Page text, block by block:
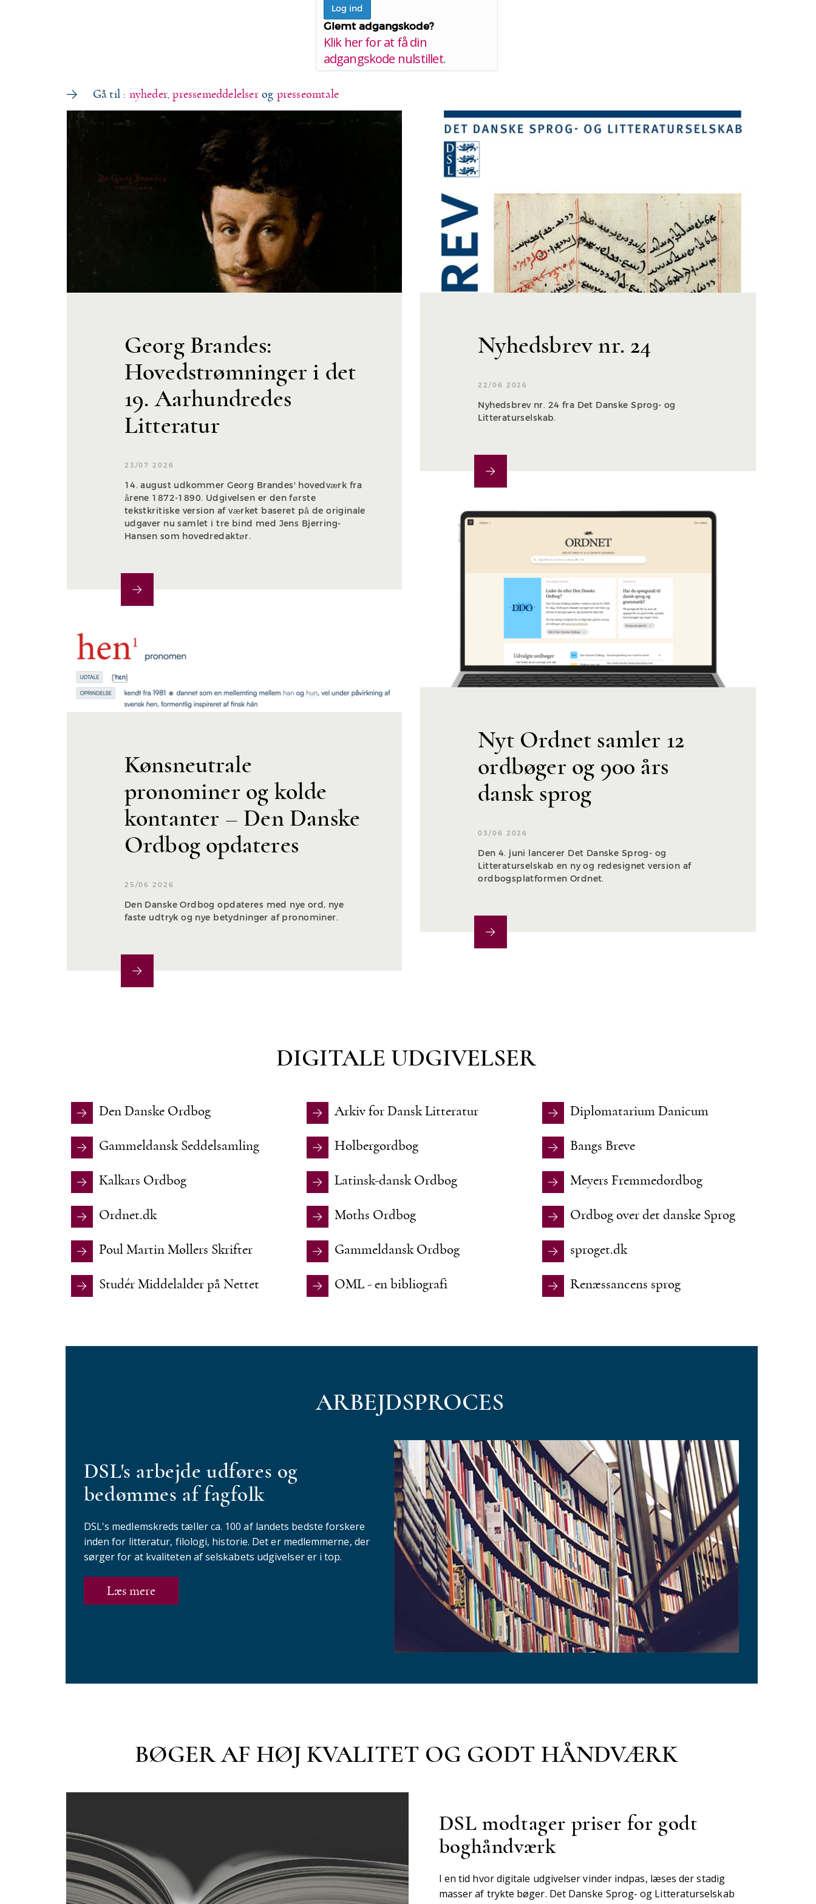
Glemt adgangskode?
Klik her for at få din
adgangskode nulstillet.
Gå til : nyheder,pressemeddelelserog presseomtale
Georg Brandes:
Hovedstrømninger i det
19. Aarhundredes
Litteratur
23/07 2026
14. august udkommer Georg Brandes' hovedværk fra
årene 1872-1890. Udgivelsen er den første
tekstkritiske version af værket baseret på de originale
udgaver nu samlet i tre bind med Jens Bjerring-
Hansen som hovedredaktør.
Kønsneutrale
pronominer og kolde
kontanter – Den Danske
Ordbog opdateres
25/06 2026
Den Danske Ordbog opdateres med nye ord, nye
faste udtryk og nye betydninger af pronominer.
Nyhedsbrev nr. 24
22/06 2026
Nyhedsbrev nr. 24 fra Det Danske Sprog- og
Litteraturselskab.
Nyt Ordnet samler 12
ordbøger og 900 års
dansk sprog
03/06 2026
Den 4. juni lancerer Det Danske Sprog- og
Litteraturselskab en ny og redesignet version af
ordbogsplatformen Ordnet.
DIGITALE UDGIVELSER
Den Danske Ordbog Arkiv for Dansk Litteratur Diplomatarium Danicum
Gammeldansk Seddelsamling Holbergordbog Bangs Breve
Kalkars Ordbog Latinsk-dansk Ordbog Meyers Fremmedordbog
Ordnet.dk Moths Ordbog Ordbog over det danske Sprog
Poul Martin Møllers Skrifter Gammeldansk Ordbog sproget.dk
Studér Middelalder på Nettet OML - en bibliografi Renæssancens sprog
ARBEJDSPROCES
DSL's arbejde udføres og
bedømmes af fagfolk
DSL's medlemskreds tæller ca. 100 af landets bedste forskere
inden for litteratur, filologi, historie. Det er medlemmerne, der
sørger for at kvaliteten af selskabets udgivelser er i top.
Læs mere
BØGER AF HØJ KVALITET OG GODT HÅNDVÆRK
DSL modtager priser for godt
boghåndværk
I en tid hvor digitale udgivelser vinder indpas, læses der stadig
masser af trykte bøger. Det Danske Sprog- og Litteraturselskab